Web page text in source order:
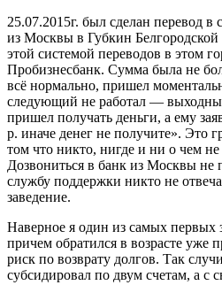
25.07.2015г. был сделан перевод в
из Москвы в Губкин Белгородской
этой системой переводов в этом
Пробизнесбанк. Сумма была не
всё нормально, пришел
следующий не работал —
пришел получать деньги, а ему
р. иначе денег не получите». Это
том что никто, нигде и ни о чем не
Дозвониться в банк из Москвы не
службу поддержки никто не
заведение.
Наверное я один из самых первых
причем обратился в возрасте уже
риск по возврату долгов. Так
субсидировал по двум счетам, а с